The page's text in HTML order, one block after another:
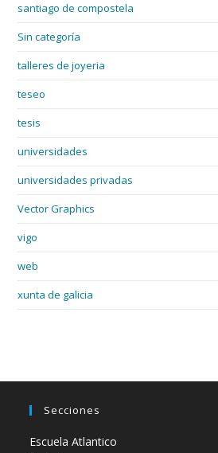
santiago de compostela
Sin categoría
talleres de joyeria
teseo
tesis
universidades
universidades privadas
Vector Graphics
vigo
web
xunta de galicia
Secciones
Escuela Atlantico